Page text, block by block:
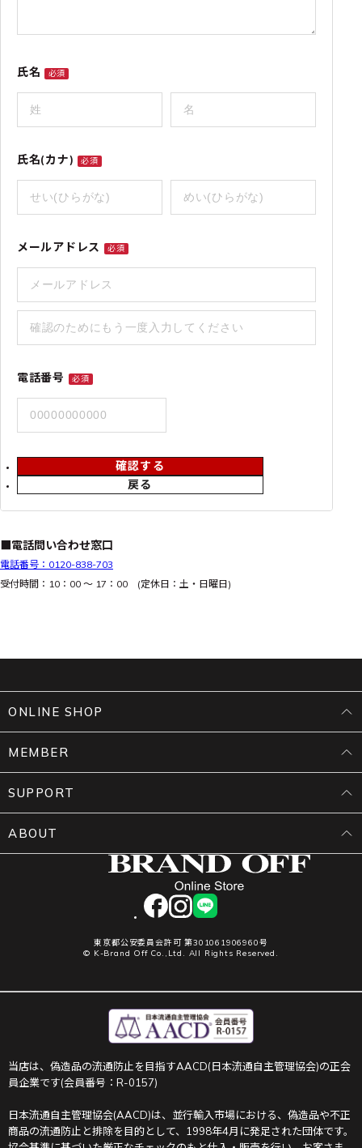
氏名 必須
氏名(カナ) 必須
メールアドレス 必須
電話番号 必須
戻る
確認する
■電話問い合わせ窓口
電話番号：0120-838-703
受付時間：10：00 ～ 17：00 (定休日：土・日曜日)
facebookinstagram
LINE
東京都公安委員会許可 第301061906960号
© K-Brand Off Co.,Ltd. All Rights Reserved.
ONLINE SHOP
MEMBER
SUPPORT
ABOUT
当店は、偽造品の流通防止を目指すAACD(日本流通自主管理協会)の正会
員企業です(会員番号：R-0157)
日本流通自主管理協会(AACD)は、並行輸入市場における、偽造品や不正
商品の流通防止と排除を目的として、1998年4月に発足された団体です。